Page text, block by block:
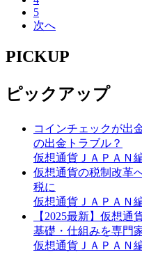
5
次へ
PICKUP
ピックアップ
コインチェックが出
の出金トラブル？
仮想通貨ＪＡＰＡＮ
仮想通貨の税制改革
税に
仮想通貨ＪＡＰＡＮ
【2025最新】仮想
基礎・仕組みを専門
仮想通貨ＪＡＰＡＮ